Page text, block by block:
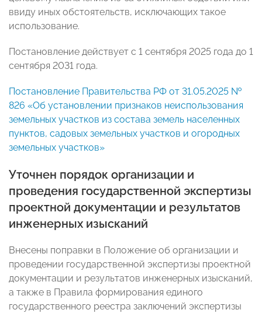
ввиду иных обстоятельств, исключающих такое
использование.
Постановление действует с 1 сентября 2025 года до 1
сентября 2031 года.
Постановление Правительства РФ от 31.05.2025 №
826 «Об установлении признаков неиспользования
земельных участков из состава земель населенных
пунктов, садовых земельных участков и огородных
земельных участков»
Уточнен порядок организации и
проведения государственной экспертизы
проектной документации и результатов
инженерных изысканий
Внесены поправки в Положение об организации и
проведении государственной экспертизы проектной
документации и результатов инженерных изысканий,
а также в Правила формирования единого
государственного реестра заключений экспертизы